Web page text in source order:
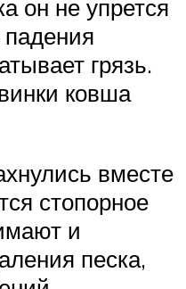
он не упрется
падения
грязь.
ковша
вместе
стопорное
и
песка,